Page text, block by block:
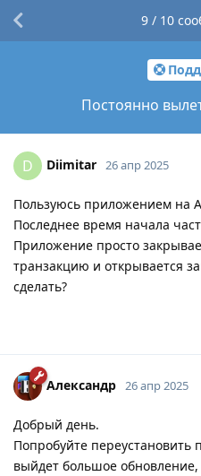
Постоянно
9/ 10
D Diimitar 26 апр 2025
Пользуюсь приложением на
Последнее время начала
Приложение просто
транзакцию и открывается
сделать?
Александр 26 апр 2025
Добрый день.
Попробуйте переустановить
выйдет большое